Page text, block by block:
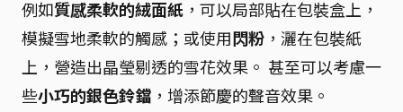
例如質感柔軟的絨面紙 ，可以局部貼在包裝盒上，
模擬雪地柔軟的觸感；或使用閃粉 ，灑在包裝紙
上，營造出晶瑩剔透的雪花效果。 甚至可以考慮一
些小巧的銀色鈴鐺 ，增添節慶的聲音效果。